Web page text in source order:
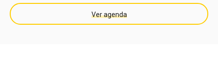
Ver agenda